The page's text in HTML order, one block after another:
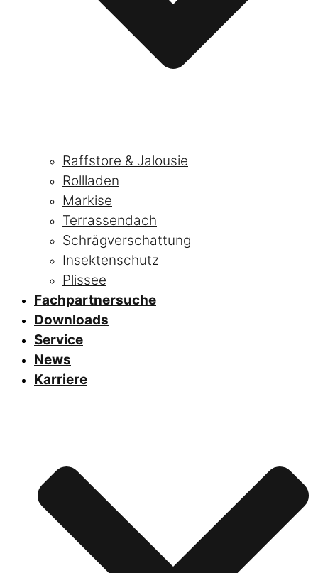
Raffstore & Jalousie
Rollladen
Markise
Terrassendach
Schrägverschattung
Insektenschutz
Plissee
Fachpartnersuche
Downloads
Service
News
Karriere